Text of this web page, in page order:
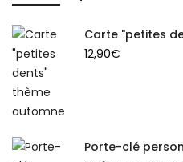
Carte "petites
12,90€
Porte-clé